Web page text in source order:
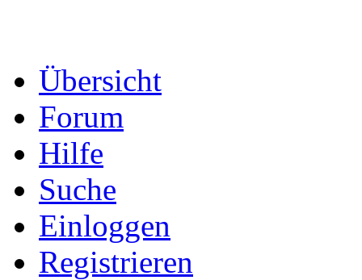
Übersicht
Forum
Hilfe
Suche
Einloggen
Registrieren